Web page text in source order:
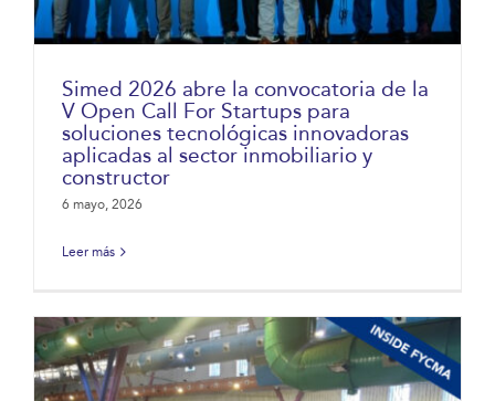
Simed 2026 abre la convocatoria de la
V Open Call For Startups para
soluciones tecnológicas innovadoras
aplicadas al sector inmobiliario y
constructor
6 mayo, 2026
Leer más